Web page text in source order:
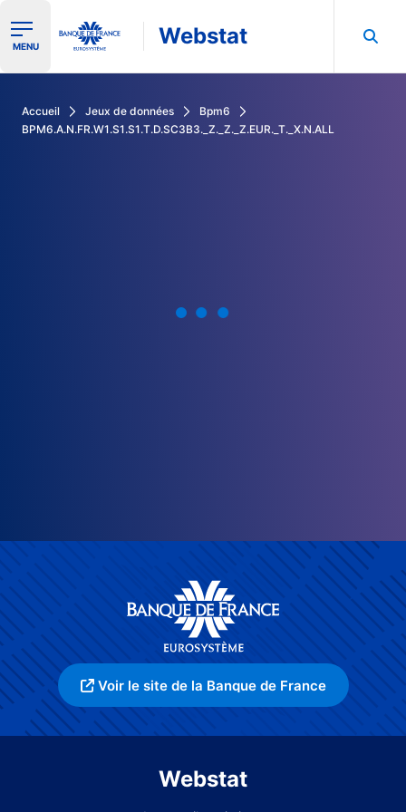
Ouvrir le menu de navigation
MENU Webstat
Accueil Jeux de données
Bpm6
BPM6.A.N.FR.W1.S1.S1.T.D.SC3B3._Z._Z._Z.EUR._T._X.N.ALL
Voir le site de la Banque de France
Webstat